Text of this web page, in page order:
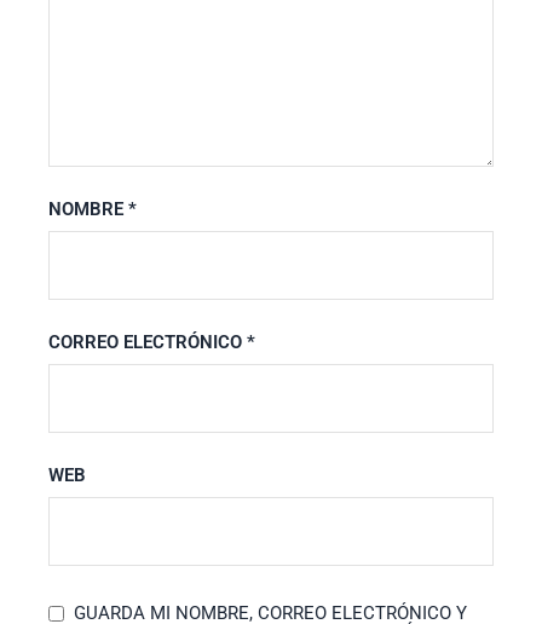
NOMBRE*
CORREO ELECTRÓNICO*
WEB
GUARDA MI NOMBRE, CORREO ELECTRÓNICO Y